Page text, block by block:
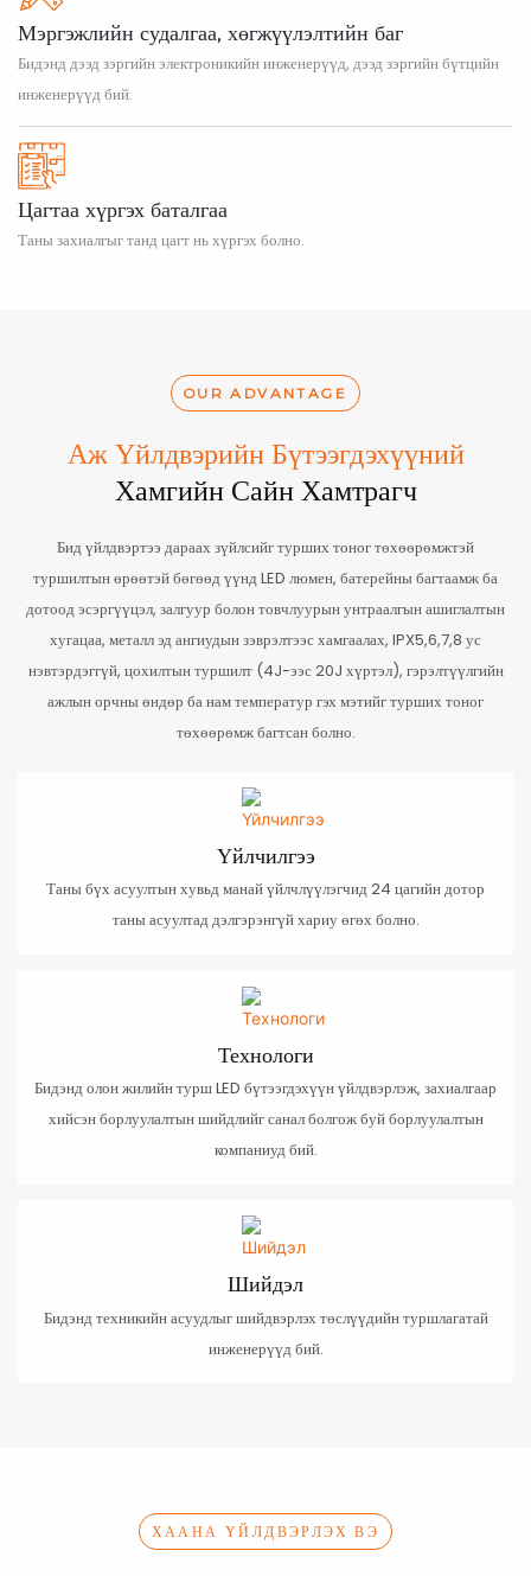
Мэргэжлийн судалгаа, хөгжүүлэлтийн баг
Бидэнд дээд зэргийн электроникийн инженерүүд, дээд зэргийн бүтцийн
инженерүүд бий.
Цагтаа хүргэх баталгаа
Таны захиалгыг танд цагт нь хүргэх болно.
OUR ADVANTAGE
Аж Үйлдвэрийн Бүтээгдэхүүний
Хамгийн Сайн Хамтрагч
Бид үйлдвэртээ дараах зүйлсийг турших тоног төхөөрөмжтэй
туршилтын өрөөтэй бөгөөд үүнд LED люмен, батерейны багтаамж ба
дотоод эсэргүүцэл, залгуур болон товчлуурын унтраалгын ашиглалтын
хугацаа, металл эд ангиудын зэврэлтээс хамгаалах, IPX5,6,7,8 ус
нэвтэрдэггүй, цохилтын туршилт (4J-ээс 20J хүртэл), гэрэлтүүлгийн
ажлын орчны өндөр ба нам температур гэх мэтийг турших тоног
төхөөрөмж багтсан болно.
Үйлчилгээ
Таны бүх асуултын хувьд манай үйлчлүүлэгчид 24 цагийн дотор
таны асуултад дэлгэрэнгүй хариу өгөх болно.
Технологи
Бидэнд олон жилийн турш LED бүтээгдэхүүн үйлдвэрлэж, захиалгаар
хийсэн борлуулалтын шийдлийг санал болгож буй борлуулалтын
компаниуд бий.
Шийдэл
Бидэнд техникийн асуудлыг шийдвэрлэх төслүүдийн туршлагатай
инженерүүд бий.
ХААНА ҮЙЛДВЭРЛЭХ ВЭ